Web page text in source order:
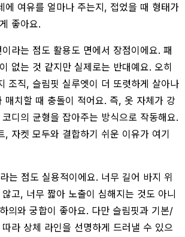
에 여유를 얼마나 주는지, 접었을 때 형태가
좋아요.
라는 점도 활용도 면에서 장점이에요. 패
없는 것 같지만 실제로는 반대예요. 오히
조직, 슬림핏 실루엣이 더 또렷하게 살아나
매치할 때 충돌이 적어요. 즉, 옷 자체가 강
디의 균형을 잡아주는 방식으로 작동해요.
, 자켓 모두와 결합하기 쉬운 이유가 여기
는 점도 실용적이에요. 너무 길어 바지 위
고, 너무 짧아 노출이 심해지는 것도 아니
의와 궁합이 좋아요. 다만 슬림핏과 기본/
라 상체 라인을 선명하게 드러낼 수 있으